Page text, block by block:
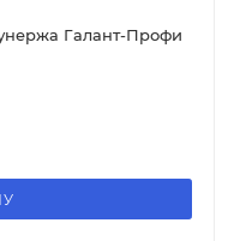
Галант-Профи